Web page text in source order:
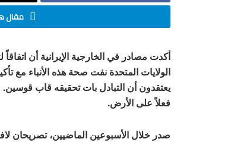
مقال
أكدت مصادر في الخارجية الإيرانية أن
الولايات المتحدة نفت صحة هذه الأنباء مع
يعتقدون أن التبادل بات تحقيقه قاب قوسين.
فعلاً على الأرض.
صدر خلال الأسبوعين الماضيين، تصريحان